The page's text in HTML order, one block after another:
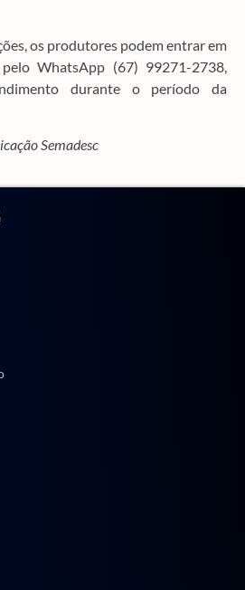
os produtores podem entrar em
WhatsApp (67) 99271-2738,
durante o período da
Semadesc